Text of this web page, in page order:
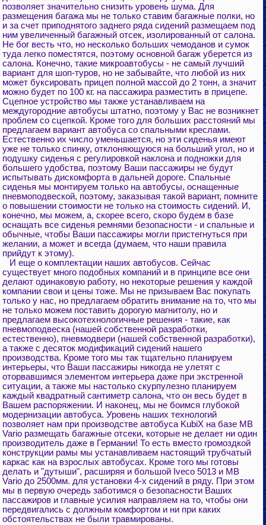
позволяет значительно снизить уровень шума. Для
размещения багажа мы не только ставим багажные полки, но
и за счет приподнятого заднего ряда сидений размещаем под
ним увеличенный багажный отсек, изолированный от салона.
Не бог весть что, но несколько больших чемоданов и сумок
туда легко поместятся, поэтому основной багаж уберется из
салона. Конечно, такие микроавтобусы - не самый лучший
вариант для шоп-туров, но не забывайте, что любой из них
может буксировать прицеп полной массой до 2 тонн, а значит
можно будет по 100 кг. на пассажира разместить в прицепе.
Сцепное устройство мы также устанавливаем на
междугородние автобусы штатно, поэтому у Вас не возникнет
проблем со сцепкой. Кроме того для больших расстояний мы
предлагаем вариант автобуса со спальными креслами.
Естественно их число уменьшается, но эти сиденья имеют
уже не только спинку, отклоняющуюся на больший угол, но и
подушку сиденья с регулировкой наклона и подножки для
большего удобства, поэтому Ваши пассажиры не будут
испытывать дискомфорта в дальней дороге. Спальные
сиденья мы монтируем только на автобусы, оснащенные
пневмоподвеской, поэтому, заказывая такой вариант, помните
о повышении стоимости не только на стоимость сидений. И,
конечно, мы можем, а, скорее всего, скоро будем в базе
оснащать все сиденья ремнями безопасности - и спальные и
обычные, чтобы Ваши пассажиры могли пристегнуться при
желании, а может и всегда (думаем, что наши правила
прийдут к этому).
И еще о комплектации наших автобусов. Сейчас
существует много подобных компаний и в принципе все они
делают одинаковую работу, но некоторые решения у каждой
компании свои и цены тоже. Мы не призываем Вас покупать
только у нас, но предлагаем обратить внимание на то, что мы
не только можем поставить дорогую магнитолу, но и
предлагаем высокотехнологичные решения - такие, как
пневмоподвеска (нашей собственной разработки,
естественно), пневмодвери (нашей собственной разработки),
а также с десяток модификаций сидений нашего
производства. Кроме того мы так тщательно планируем
интерьеры, что Ваши пассажиры никогда не улетят с
оторвавшимся элементом интерьера даже при экстренной
ситуации, а также мы настолько скурпулезно планируем
каждый квадратный сантиметр салона, что он весь будет в
Вашем распоряжении. И наконец, мы не боимся глубокой
модернизации автобуса. Уровень наших технологий
позволяет нам при производстве автобуса KubiX на базе MB
Vario размещать багажные отсеки, которые не делает ни один
производитель даже в Германии! То есть вместо громоздкой
конструкции рамы мы устанавливаем настоящий трубчатый
каркас как на взрослых автобусах. Кроме того мы готовы
делать и "дутыши", расширяя и большой Iveco 5013 и MB
Vario до 2500мм. для установки 4-х сидений в ряду. При этом
мы в первую очередь заботимся о безопасности Ваших
пассажиров и главные усилия направляем на то, чтобы они
передвигались с должным комфортом и ни при каких
обстоятельствах не были травмированы.